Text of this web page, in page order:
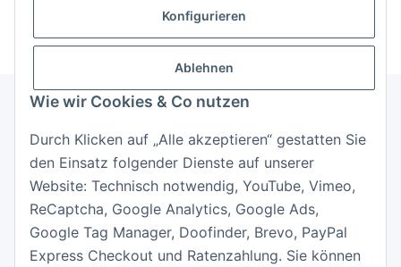
Konfigurieren
Ablehnen
Wie wir Cookies & Co nutzen
Durch Klicken auf „Alle akzeptieren“ gestatten Sie
den Einsatz folgender Dienste auf unserer
Website: Technisch notwendig, YouTube, Vimeo,
ReCaptcha, Google Analytics, Google Ads,
Google Tag Manager, Doofinder, Brevo, PayPal
Express Checkout und Ratenzahlung. Sie können
Informationen
Gesetzliche Informationen